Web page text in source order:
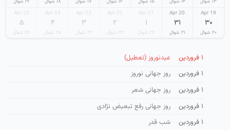
19 Apr
۳۰
۲۰ شوال
20 Apr
۳۱
۲۱ شوال
21 Apr
۱
۲۲ شوال
22 Apr
۲
۲۳ شوال
23 Apr
۳
۲۴ شوال
24 Apr
۴
۲۵ شوال
25 Apr
۵
۲۶ شوال
۱ فروردین
عیدنوروز (تعطیل)
۱ فروردین
روز جهانی نوروز
۱ فروردین
روز جهانی شعر
۱ فروردین
روز جهانی رفع تبعیض نژادی
۱ فروردین
شب قدر